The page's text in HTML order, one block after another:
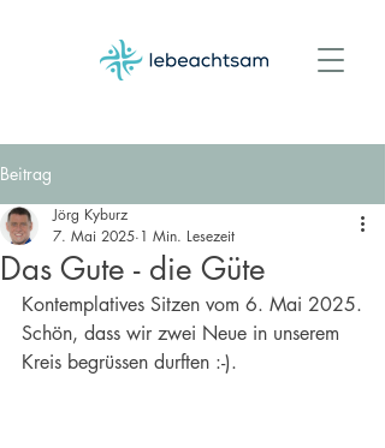
Beitrag
Das Gute - die Güte
Jörg Kyburz
7. Mai 2025 1 Min. Lesezeit
Kontemplatives Sitzen vom 6. Mai 2025.
Schön, dass wir zwei Neue in unserem
Kreis begrüssen durften :-).